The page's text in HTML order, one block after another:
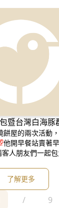
暨台灣白海豚
屋的兩次活動
開早餐站賣著
人朋友們一起
別關注的他，
導台灣的鯨豚與
許多人知道認識
暑假的最尾聲，
了解更多
/ 9